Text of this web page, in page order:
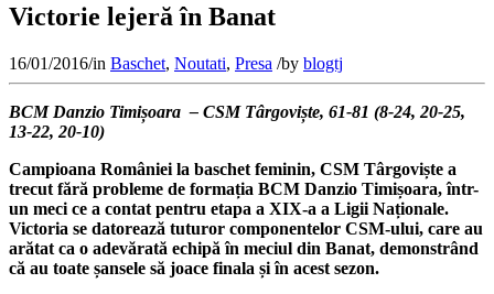
Victorie lejeră în Banat
16/01/2016/in Baschet, Noutati, Presa /by blogtj
BCM Danzio Timișoara – CSM Târgoviște, 61-81 (8-24, 20-25,
13-22, 20-10)
Campioana României la baschet feminin, CSM Târgoviște a
trecut fără probleme de formația BCM Danzio Timișoara, într-
un meci ce a contat pentru etapa a XIX-a a Ligii Naționale.
Victoria se datorează tuturor componentelor CSM-ului, care au
arătat ca o adevărată echipă în meciul din Banat, demonstrând
că au toate șansele să joace finala și în acest sezon.